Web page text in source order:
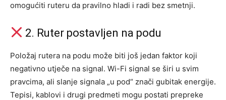
omogućiti ruteru da pravilno hladi i radi bez smetnji.
2. Ruter postavljen na podu
Položaj rutera na podu može biti još jedan faktor koji
negativno utječe na signal. Wi-Fi signal se širi u svim
pravcima, ali slanje signala „u pod“ znači gubitak energije.
Tepisi, kablovi i drugi predmeti mogu postati prepreke